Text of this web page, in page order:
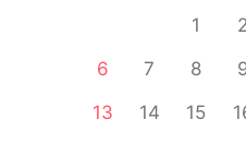
1 2
6
7 8
13
14 15